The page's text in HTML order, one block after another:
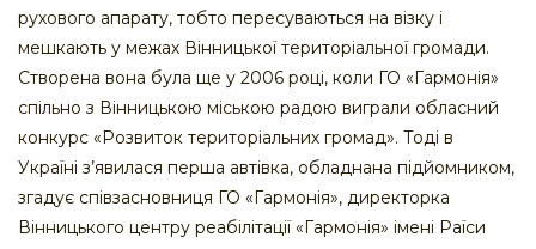
рухового апарату, тобто пересуваються на візку і
мешкають у межах Вінницької територіальної громади.
Створена вона була ще у 2006 році, коли ГО «Гармонія»
спільно з Вінницькою міською радою виграли обласний
конкурс «Розвиток територіальних громад». Тоді в
Україні з’явилася перша автівка, обладнана підйомником,
згадує співзасновниця ГО «Гармонія», директорка
Вінницького центру реабілітації «Гармонія» імені Раїси